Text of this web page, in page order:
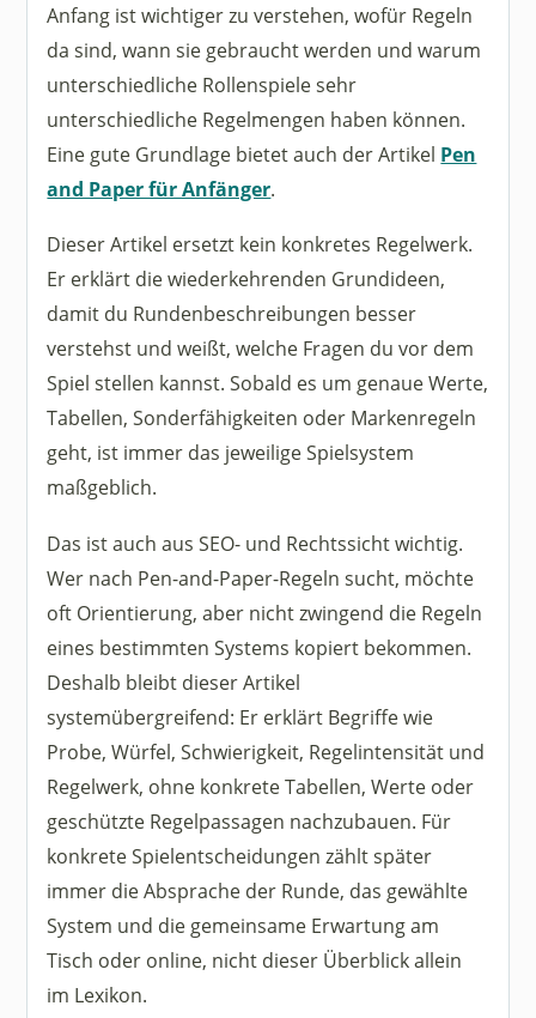
Anfang ist wichtiger zu verstehen, wofür Regeln
da sind, wann sie gebraucht werden und warum
unterschiedliche Rollenspiele sehr
unterschiedliche Regelmengen haben können.
Eine gute Grundlage bietet auch der Artikel Pen
and Paper für Anfänger.
Dieser Artikel ersetzt kein konkretes Regelwerk.
Er erklärt die wiederkehrenden Grundideen,
damit du Rundenbeschreibungen besser
verstehst und weißt, welche Fragen du vor dem
Spiel stellen kannst. Sobald es um genaue Werte,
Tabellen, Sonderfähigkeiten oder Markenregeln
geht, ist immer das jeweilige Spielsystem
maßgeblich.
Das ist auch aus SEO- und Rechtssicht wichtig.
Wer nach Pen-and-Paper-Regeln sucht, möchte
oft Orientierung, aber nicht zwingend die Regeln
eines bestimmten Systems kopiert bekommen.
Deshalb bleibt dieser Artikel
systemübergreifend: Er erklärt Begriffe wie
Probe, Würfel, Schwierigkeit, Regelintensität und
Regelwerk, ohne konkrete Tabellen, Werte oder
geschützte Regelpassagen nachzubauen. Für
konkrete Spielentscheidungen zählt später
immer die Absprache der Runde, das gewählte
System und die gemeinsame Erwartung am
Tisch oder online, nicht dieser Überblick allein
im Lexikon.